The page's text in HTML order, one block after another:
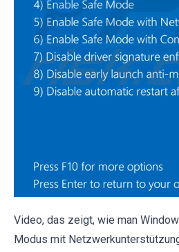
Video, das zeigt, wie man
Modus mit